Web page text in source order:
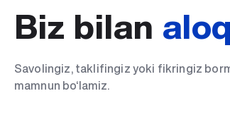
Biz bilan
Savolingiz, taklifingiz yoki fikringiz
mamnun bo‘lamiz.